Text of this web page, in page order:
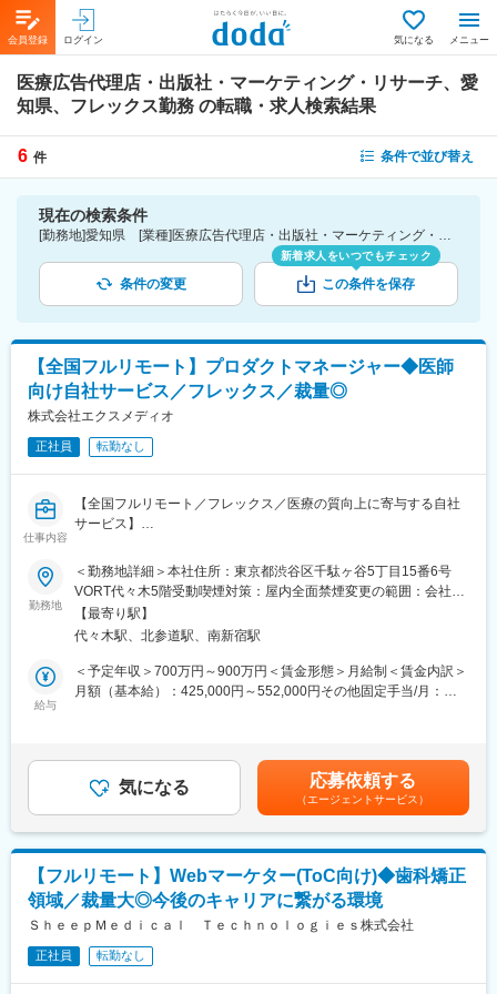
会員登録 ログイン 気になる メニュー
医療広告代理店・出版社・マーケティング・リサーチ、愛
知県、フレックス勤務 の転職・求人検索結果
6 件 条件で並び替え
現在の検索条件
[勤務地]愛知県 [業種]医療広告代理店・出版社・マーケティング・リサーチ-医薬品・医療機器・ライフサイエンス・医療系サービス [詳細条件](休日・働き方)フレックス勤務
条件の変更
新着求人をいつでもチェック
この条件を保存
【全国フルリモート】プロダクトマネージャー◆医師
向け自社サービス／フレックス／裁量◎
株式会社エクスメディオ
正社員 転勤なし
仕事内容
【全国フルリモート／フレックス／医療の質向上に寄与する自社
サービス】
■担当業務
「ヒポクラ」という医師専用のWebサービスのプロダクトマネー
ジャーをお任せします。
「ヒポクラ」：約75,000人以上の医師が参加する日本最大級の医
師専用SNS。医師が専門外の事象に遭遇した際に他の医師より知
見を得られるオンライン医局”として拡大中。
・市場・競合・ユーザー分析
・新サービス、新機能の企画、要件定義、仕様策定
・KPIの設定と進捗管理、データに基づいた改善策の立案と実行
・ロードマップの作成と管理
・部門間（経営層、営業、マーケティング等）の調整
※ご本人の意向および試用期間中の業務状況などを踏まえて適材適
所を判断していきます。
※少数精鋭で実力主義、かつ積極性・協力性・スピードを重んじる
勤務地
＜勤務地詳細＞本社住所：東京都渋谷区千駄ヶ谷5丁目15番6号
VORT代々木5階受動喫煙対策：屋内全面禁煙変更の範囲：会社の
定める事業所（リモートワーク含む）
【最寄り駅】
代々木駅、北参道駅、南新宿駅
給与
＜予定年収＞700万円～900万円＜賃金形態＞月給制＜賃金内訳＞
月額（基本給）：425,000円～552,000円その他固定手当/月：
残業手当＞有＜給与補足＞固定手当として、在宅勤務手当(月1万
円)がございます。賃金はあくまでも目安の金額であり、選考を通
じて上下する可能性があります。月給(月額)は固定手当を含めた表
記です。
気になる 応募依頼する
（エージェントサービス）
【フルリモート】Webマーケター(ToC向け)◆歯科矯正
領域／裁量大◎今後のキャリアに繋がる環境
ＳｈｅｅｐＭｅｄｉｃａｌ Ｔｅｃｈｎｏｌｏｇｉｅｓ株式会社
正社員 転勤なし